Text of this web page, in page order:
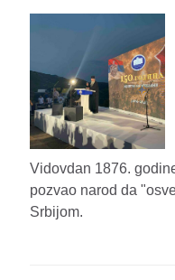
Vidovdan 1876.
pozvao narod da
Srbijom.